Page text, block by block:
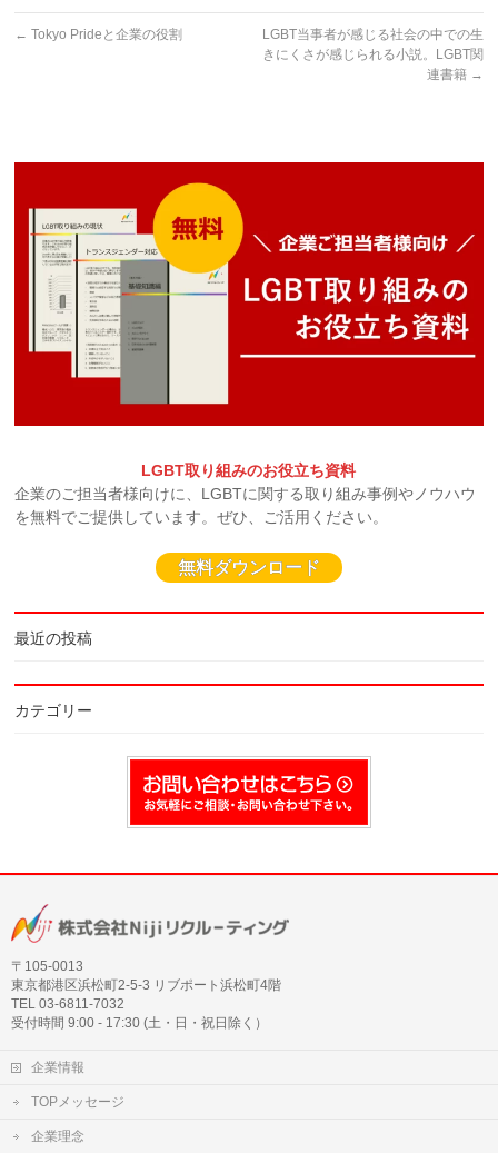
← Tokyo Prideと企業の役割
LGBT当事者が感じる社会の中での生
きにくさが感じられる小説。LGBT関
連書籍 →
LGBT取り組みのお役立ち資料
企業のご担当者様向けに、LGBTに関する取り組み事例やノウハウ
を無料でご提供しています。ぜひ、ご活用ください。
無料ダウンロード
最近の投稿
カテゴリー
〒105‐0013
東京都港区浜松町2-5-3 リブポート浜松町4階
TEL 03-6811-7032
受付時間 9:00 - 17:30 (土・日・祝日除く）
企業情報
TOPメッセージ
企業理念